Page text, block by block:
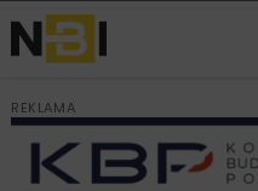
REKLAMA